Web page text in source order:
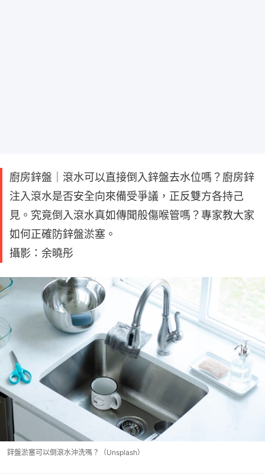
廚房鋅盤｜滾水可以直接倒入鋅盤去水位嗎？廚房鋅
注入滾水是否安全向來備受爭議，正反雙方各持己
見。究竟倒入滾水真如傳聞般傷喉管嗎？專家教大家
如何正確防鋅盤淤塞。
攝影：余曉彤
鋅盤淤塞可以倒滾水沖洗嗎？（Unsplash）